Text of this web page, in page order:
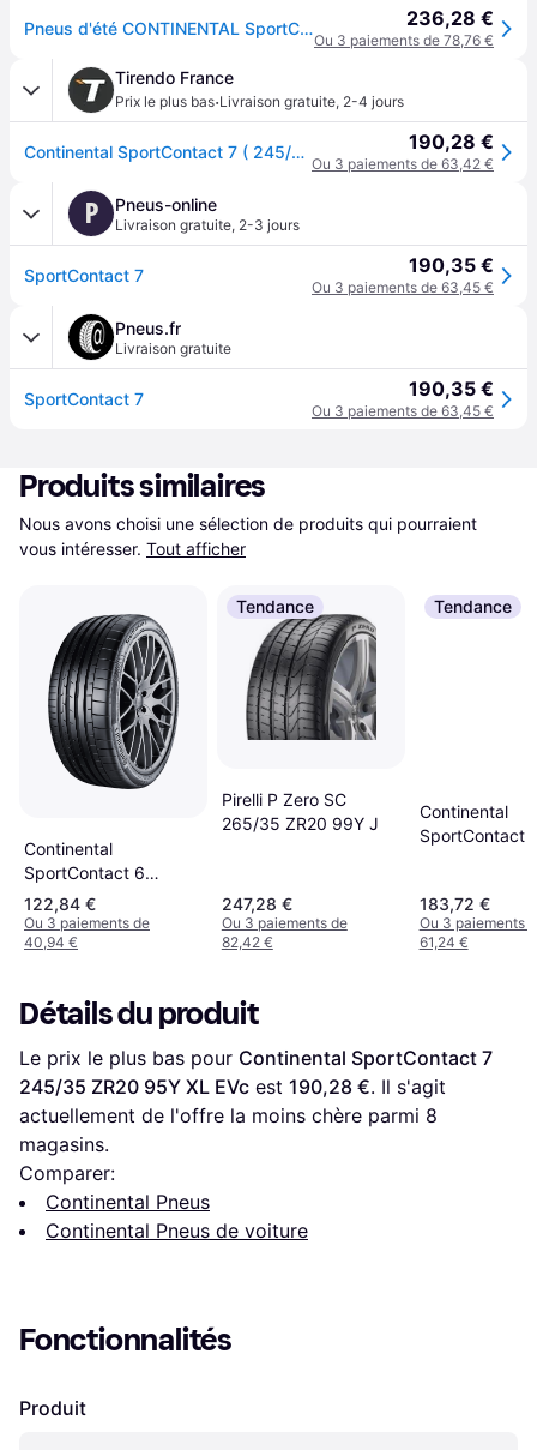
Pneus d'été CONTINENTAL SportContact 7 245/35R20 XL 95Y 236,28 €
Ou 3 paiements de 78,76 €
Tirendo France
Prix le plus bas·Livraison gratuite, 2-4 jours
Continental SportContact 7 ( 245/35 ZR20 (95Y) XL EVc, avec rebord protecteur de jante ) 190,28 €
Ou 3 paiements de 63,42 €
P Pneus-online
Livraison gratuite, 2-3 jours
SportContact 7 190,35 €
Ou 3 paiements de 63,45 €
Pneus.fr
Livraison gratuite
SportContact 7 190,35 €
Ou 3 paiements de 63,45 €
Produits similaires
Nous avons choisi une sélection de produits qui pourraient
vous intéresser. Tout afficher
Continental
SportContact 6
235/40 R18 95Y XL
EVc
122,84 €
Ou 3 paiements de
40,94 €
Tendance
Pirelli P Zero SC
265/35 ZR20 99Y J
247,28 €
Ou 3 paiements de
82,42 €
Tendance
Continental
SportContact
183,72 €
Ou 3 paiements
61,24 €
Détails du produit
Le prix le plus bas pour Continental SportContact 7
245/35 ZR20 95Y XL EVc est 190,28 €. Il s'agit
actuellement de l'offre la moins chère parmi 8
magasins.
Comparer:
Continental Pneus
Continental Pneus de voiture
Fonctionnalités
Produit